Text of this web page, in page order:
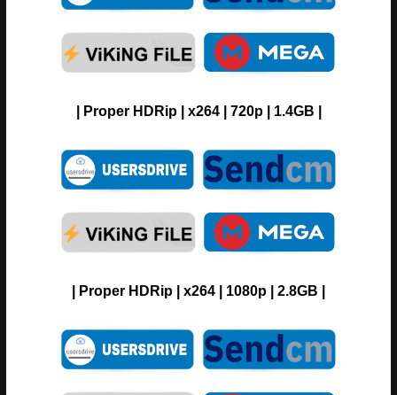
| Proper HDRip | x264 | 720p | 1.4GB |
| Proper HDRip | x264 | 1080p | 2.8GB |